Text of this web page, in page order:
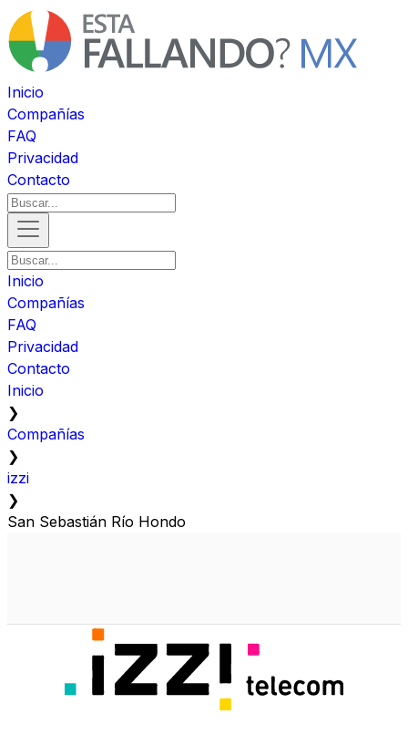
Inicio
Compañías
FAQ
Privacidad
Contacto
Inicio
Compañías
FAQ
Privacidad
Contacto
Inicio
❯
Compañías
❯
izzi
❯
San Sebastián Río Hondo